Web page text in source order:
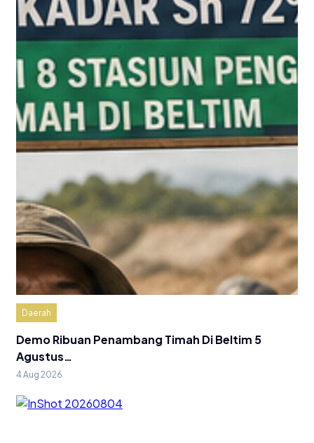
Daerah
Demo Ribuan Penambang Timah Di Beltim 5
Agustus…
4 Aug 2026